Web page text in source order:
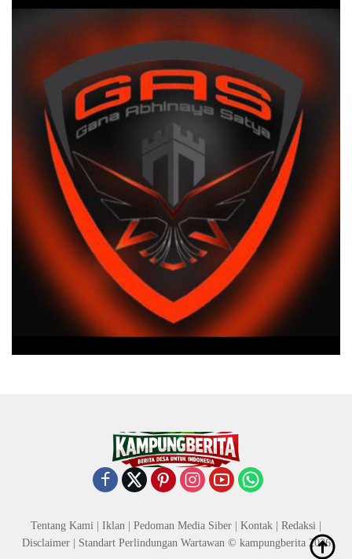
Tentang Kami Iklan Pedoman Media Siber Kontak Redaksi
Disclaimer| Standart Perlindungan Wartawan© kampungberita 2026